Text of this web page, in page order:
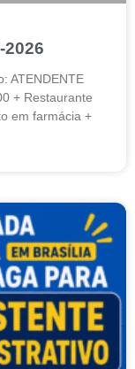
2026
ATENDENTE
+ Restaurante
em farmácia +